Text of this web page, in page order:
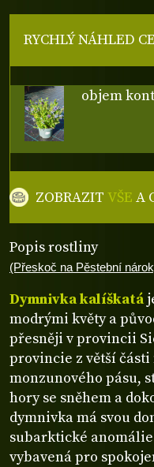
Popis rostliny
(Přeskoč na Pěstební
Dymnivka kalíškatá
modrými květy a
přesněji v provincii
provincie z větší
monzunového pásu,
hory se sněhem a
dymnivka má svou
subarktické
vybavená pro
RYCHLÝ NÁHLED
objem
ZOBRAZITVŠE A